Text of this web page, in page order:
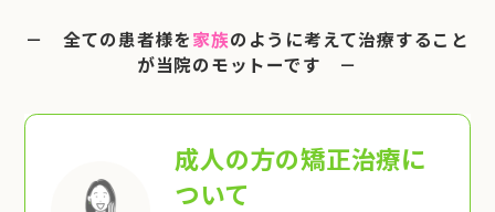
－ 全ての患者様を家族のように考えて治療すること
が当院のモットーです －
成人の方の矯正治療に
ついて